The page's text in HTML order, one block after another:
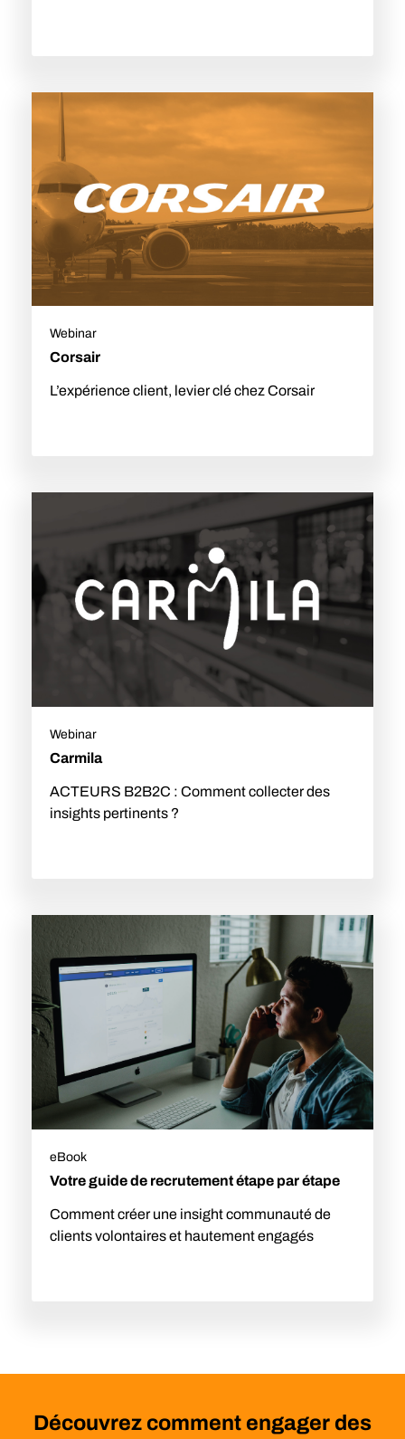
Webinar
Corsair
L’expérience client, levier clé chez Corsair
Webinar
Carmila
ACTEURS B2B2C : Comment collecter des
insights pertinents ?
eBook
Votre guide de recrutement étape par étape
Comment créer une insight communauté de
clients volontaires et hautement engagés
Découvrez comment engager des